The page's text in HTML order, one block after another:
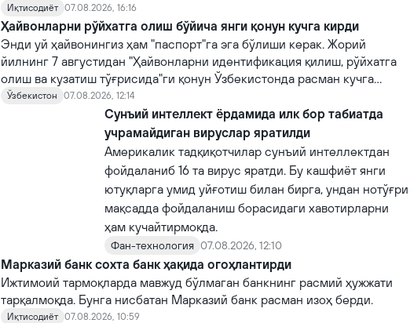
кўрсаткичларга эга 10 та тижорий банклар рўйхати очиқланган.
Иқтисодиёт 07.08.2026, 16:16
Ҳайвонларни рўйхатга олиш бўйича янги қонун кучга кирди
Энди уй ҳайвонингиз ҳам "паспорт"га эга бўлиши керак. Жорий
йилнинг 7 августидан "Ҳайвонларни идентификация қилиш, рўйхатга
олиш ва кузатиш тўғрисида"ги қонун Ўзбекистонда расман кучга
кирди.
Ўзбекистон 07.08.2026, 12:14
Сунъий интеллект ёрдамида илк бор табиатда
учрамайдиган вируслар яратилди
Америкалик тадқиқотчилар сунъий интеллектдан
фойдаланиб 16 та вирус яратди. Бу кашфиёт янги
ютуқларга умид уйғотиш билан бирга, ундан нотўғри
мақсадда фойдаланиш борасидаги хавотирларни
ҳам кучайтирмоқда.
Фан-технология 07.08.2026, 12:10
Марказий банк сохта банк ҳақида огоҳлантирди
Ижтимоий тармоқларда мавжуд бўлмаган банкнинг расмий ҳужжати
тарқалмоқда. Бунга нисбатан Марказий банк расман изоҳ берди.
Иқтисодиёт 07.08.2026, 10:59